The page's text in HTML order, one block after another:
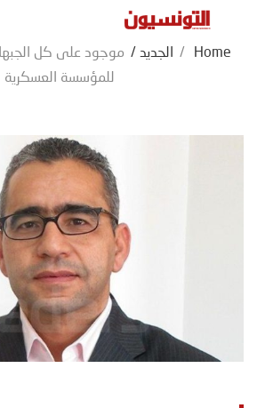
Home
/ الجديد / موجود على كل
للمؤسسة العسكرية